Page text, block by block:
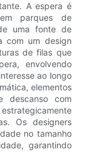
A espera é
parques de
uma fonte de
com um design
de filas que
envolvendo
ao longo
elementos
descanso com
Os designers
no tamanho
garantindo